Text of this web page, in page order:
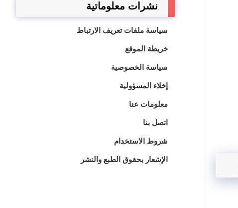
نشرات معلوماتية
سياسة ملفات تعريف الارتباط
خريطة الموقع
سياسة الخصوصية
إخلاء المسؤولية
معلومات عنا
اتصل بنا
شروط الاستخدام
الإشعار بحقوق الطبع والنشر